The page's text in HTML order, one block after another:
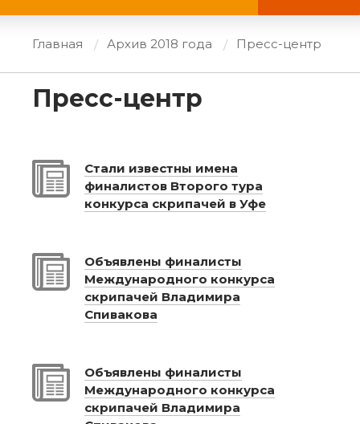
Главная Архив 2018 года Пресс-центр
Пресс-центр
Стали известны имена
финалистов Второго тура
конкурса скрипачей в Уфе
Объявлены финалисты
Международного конкурса
скрипачей Владимира
Спивакова
Объявлены финалисты
Международного конкурса
скрипачей Владимира